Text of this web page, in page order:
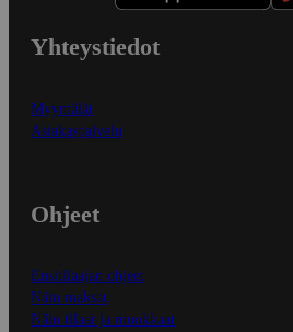
Yhteystiedot
Myymälät
Asiakaspalvelu
Ohjeet
Ensitilaajan ohjeet
Näin maksat
Näin tilaat ja muokkaat